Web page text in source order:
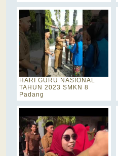
HARI GURU NASIONAL
TAHUN 2023 SMKN 8
Padang